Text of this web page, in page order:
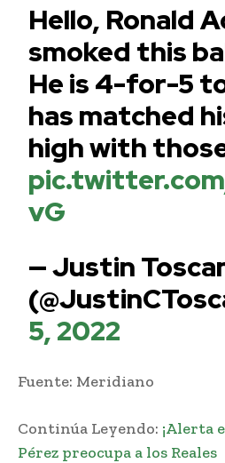
Hello, Ronald
smoked this
He is 4-for-5
has matched
high with
vG
— Justin
5, 2022
Fuente: Meridiano
Continúa Leyendo: ¡Alerta
Pérez preocupa a los Reales